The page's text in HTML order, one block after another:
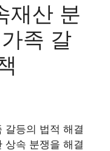
재산 분
족 갈
갈등의 법적 해결
상속 분쟁을 해결